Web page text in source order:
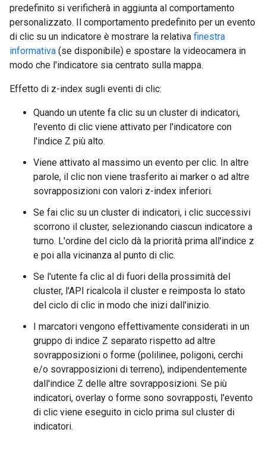
predefinito si verificherà in aggiunta al comportamento
personalizzato. Il comportamento predefinito per un evento
di clic su un indicatore è mostrare la relativa finestra
informativa (se disponibile) e spostare la videocamera in
modo che l'indicatore sia centrato sulla mappa.
Effetto di z-index sugli eventi di clic:
Quando un utente fa clic su un cluster di indicatori,
l'evento di clic viene attivato per l'indicatore con
l'indice Z più alto.
Viene attivato al massimo un evento per clic. In altre
parole, il clic non viene trasferito ai marker o ad altre
sovrapposizioni con valori z-index inferiori.
Se fai clic su un cluster di indicatori, i clic successivi
scorrono il cluster, selezionando ciascun indicatore a
turno. L'ordine del ciclo dà la priorità prima all'indice z
e poi alla vicinanza al punto di clic.
Se l'utente fa clic al di fuori della prossimità del
cluster, l'API ricalcola il cluster e reimposta lo stato
del ciclo di clic in modo che inizi dall'inizio.
I marcatori vengono effettivamente considerati in un
gruppo di indice Z separato rispetto ad altre
sovrapposizioni o forme (polilinee, poligoni, cerchi
e/o sovrapposizioni di terreno), indipendentemente
dall'indice Z delle altre sovrapposizioni. Se più
indicatori, overlay o forme sono sovrapposti, l'evento
di clic viene eseguito in ciclo prima sul cluster di
indicatori.